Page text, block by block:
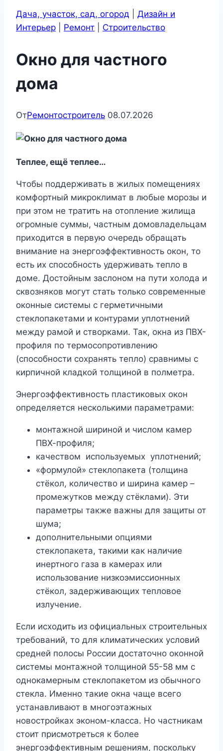
Дача, участок, сад, огород
Дизайн и
Интерьер
Ремонт Строительство
Окно для частного
дома
ОтРемонтостроитель 08.07.2026
Теплее, ещё теплее…
Чтобы поддерживать в жилых помещениях
комфортный микроклимат в любые морозы и
при этом не тратить на отопление жилища
огромные суммы, частным домовладельцам
приходится в первую очередь обращать
внимание на энергоэффективность окон, то
есть их способность удерживать тепло в
доме. Достойным заслоном на пути холода и
сквозняков могут стать только современные
оконные системы с герметичными
стеклопакетами и контурами уплотнений
между рамой и створками. Так, окна из ПВХ-
профиля по термосопротивлению
(способности сохранять тепло) сравнимы с
кирпичной кладкой толщиной в полметра.
Энергоэффективность пластиковых окон
определяется несколькими параметрами:
монтажной шириной и числом камер
ПВХ-профиля;
качеством используемых уплотнений;
«формулой» стеклопакета (толщина
стёкол, количество и ширина камер –
промежутков между стёклами). Эти
параметры также важны для защиты от
шума;
дополнительными опциями
стеклопакета, такими как наличие
инертного газа в камерах или
использование низкоэмиссионных
стёкол, задерживающих тепловое
излучение.
Если исходить из официальных строительных
требований, то для климатических условий
средней полосы России достаточно оконной
системы монтажной толщиной 55-58 мм с
однокамерным стеклопакетом из обычного
стекла. Именно такие окна чаще всего
устанавливают в многоэтажных
новостройках эконом-класса. Но частникам
стоит присмотреться к более
энергоэффективным решениям, поскольку